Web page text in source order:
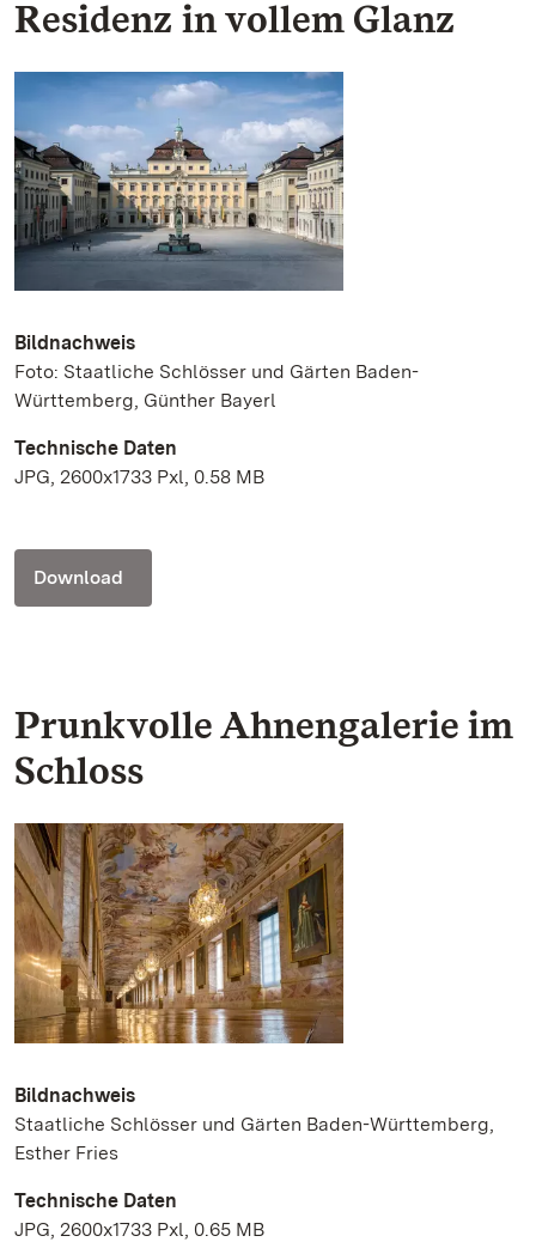
Residenz in vollem Glanz
Bildnachweis
Foto: Staatliche Schlösser und Gärten Baden-
Württemberg, Günther Bayerl
Technische Daten
JPG, 2600x1733 Pxl, 0.58 MB
Download
Prunkvolle Ahnengalerie im
Schloss
Bildnachweis
Staatliche Schlösser und Gärten Baden-Württemberg,
Esther Fries
Technische Daten
JPG, 2600x1733 Pxl, 0.65 MB